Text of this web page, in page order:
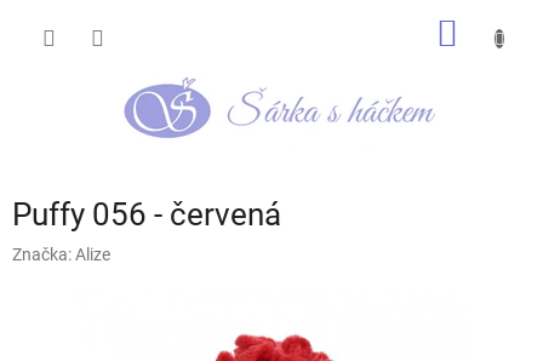
Puffy 056 - červená
Značka:Alize